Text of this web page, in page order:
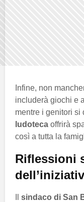
Infine, non
includerà giochi e
mentre i genitori si
ludoteca offrirà
così a tutta la
Riflessioni
sindaco di San